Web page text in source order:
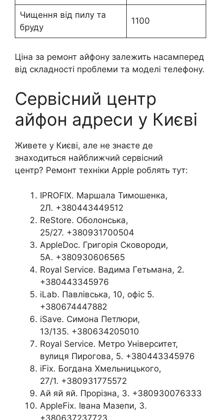
Чищення від пилу та
бруду
1100
Ціна за ремонт айфону залежить насамперед
від складності проблеми та моделі телефону.
Сервісний центр
айфон адреси у Києві
Живете у Києві, але не знаєте де
знаходиться найближчий сервісний
центр? Ремонт техніки Apple роблять тут:
IPROFIX. Маршала Тимошенка,
2Л. +380443449512
ReStore. Оболонська,
25/27. +380931700504
AppleDoc. Григорія Сковороди,
5А. +380930606565
Royal Service. Вадима Гетьмана, 2.
+380443345976
iLab. Павлівська, 10, офіс 5.
+380674447882
iSave. Симона Петлюри,
13/135. +380634205010
Royal Service. Метро Університет,
вулиця Пирогова, 5. +380443345976
iFix. Богдана Хмельницького,
27/1. +380931775572
Ай яй яй. Прорізна, 3. +380930076333
AppleFix. Івана Мазепи, 3.
+380637237723